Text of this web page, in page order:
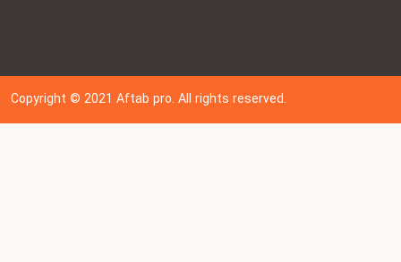
Copyright © 202 1Aftab pro. All rights reserved.